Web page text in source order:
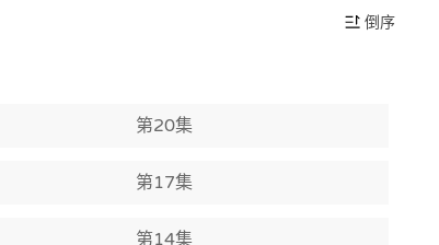
倒序
第20集
第17集
第14集